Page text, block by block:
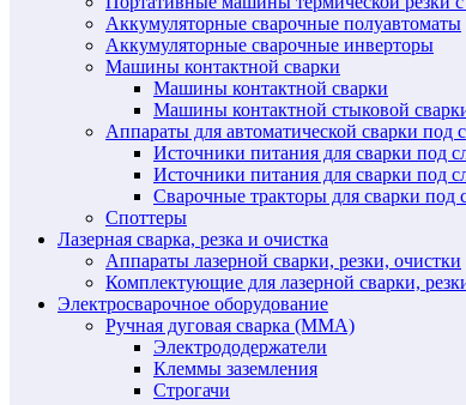
Аккумуляторные сварочные полуавтоматы
Аккумуляторные сварочные инверторы
Машины контактной сварки
Машины контактной сварки
Машины контактной стыковой
Аппараты для автоматической сварки под
Источники питания для сварки под
Источники питания для сварки под
Сварочные тракторы для сварки под
Споттеры
Лазерная сварка, резка и очистка
Аппараты лазерной сварки, резки, очистки
Комплектующие для лазерной сварки,
Электросварочное оборудование
Ручная дуговая сварка (MMA)
Электрододержатели
Клеммы заземления
Строгачи